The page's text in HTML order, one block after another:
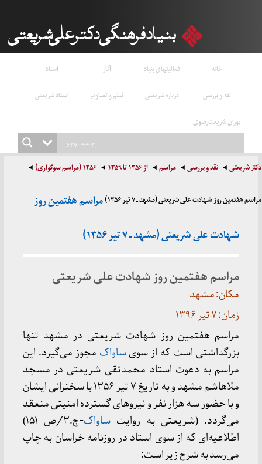
خانه فعالیتهای بنیاد آثار
اسناد
نقد و بررسی
درباره شریعتی فیلم و تصاویر
استاد شریعتی
پوران شریعت‌رضوی
دکتر شریعتی نقد و بررسی مراسم از ۱۳۵۶ تا ۱۳۵۹ ۱۳۵۶ (مراسم سوگواری)
مراسم هفتمین روز شهادت علی شریعتی (مشهد ـ ۷ تیر ۱۳۵۶)
مراسم هفتمین روز
شهادت علی شریعتی (مشهد ـ ۷ تیر ۱۳۵۶)
مراسم هفتمین روز شهادت علی شریعتی
مکان: مشهد
زمان: ۷ تیر ۱۳۹۶
مراسم هفتمین روز شهادت شریعتی در مشهد تنها
بزرگداشتی است که از سویساواک مجوز می‌گیرد. این
مراسم به دعوت استاد محمدتقی شریعتی در مسجد
ملاهاشم مشهد و به تاریخ ۷ تیر ۱۳۵۶ با سخنرانی ایشان
و با حضور سه هزار نفر و نیروهای گسترده امنیتی منعقد
می‌گردد. (شریعتی به روایت ساواک
-ج.۳/ص ۱۵۱)
اطلاعیه‌ای که از سوی استاد در روزنامه خراسان به چاپ
می‌رسد به شرح زیر است: